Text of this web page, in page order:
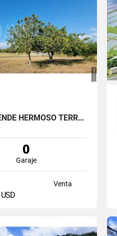
OPORTUNIDAD! SE VENDE HERMOSO TERRENO PLANO EN CORONADO
0
Garaje
Venta
USD